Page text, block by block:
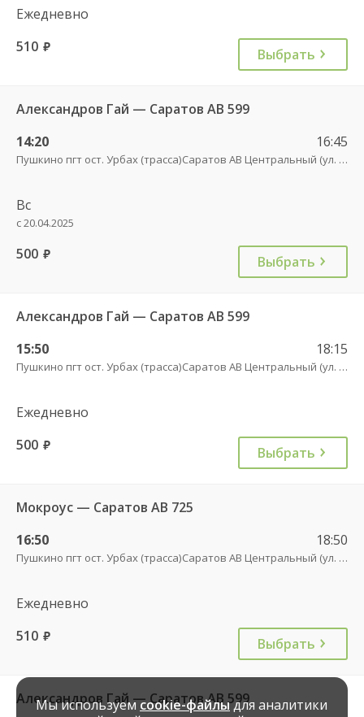
Ежедневно
510 руб. Выбрать
Александров Гай — Саратов АВ 599
14:20
Пушкино пгт ост. Урбах (трасса)
16:45
Саратов АВ Центральный (ул. им. Пугачева, 179 А)
Вс
с 20.04.2025
500 руб. Выбрать
Александров Гай — Саратов АВ 599
15:50
Пушкино пгт ост. Урбах (трасса)
18:15
Саратов АВ Центральный (ул. им. Пугачева, 179 А)
Ежедневно
500 руб. Выбрать
Мокроус — Саратов АВ 725
16:50
Пушкино пгт ост. Урбах (трасса)
18:50
Саратов АВ Центральный (ул. им. Пугачева, 179 А)
Ежедневно
510 руб. Выбрать
Александров Гай — Саратов АВ 599
Мы используемcookie-файлыдля аналитики